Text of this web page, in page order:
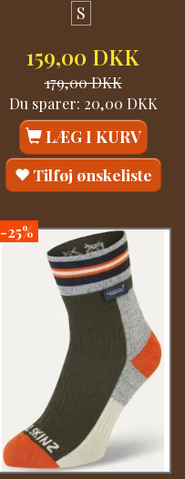
S
159,00 DKK
179,00 DKK
Du sparer: 20,00 DKK
LÆG I KURV
Tilføj ønskeliste
-25%